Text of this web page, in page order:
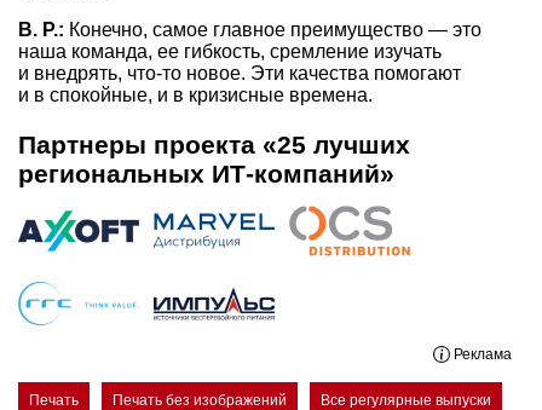
В. Р.: Конечно, самое главное преимущество — это
наша команда, ее гибкость, сремление изучать
и внедрять, что-то новое. Эти качества помогают
и в спокойные, и в кризисные времена.
Партнеры проекта «25 лучших
региональных ИТ-компаний»
Реклама
Печать Печать без изображений Все регулярные выпуски